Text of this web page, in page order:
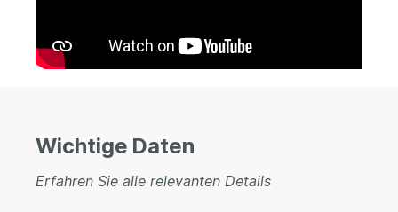
Wichtige Daten
Erfahren Sie alle relevanten Details